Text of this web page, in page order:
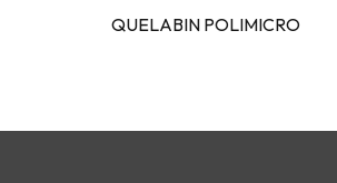
QUELABIN POLIMICRO